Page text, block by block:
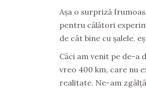
Așa o surpriză
pentru călători
de cât bine cu șalele,
Căci am venit pe de-a
vreo 400 km, care nu
realitate. Ne-am